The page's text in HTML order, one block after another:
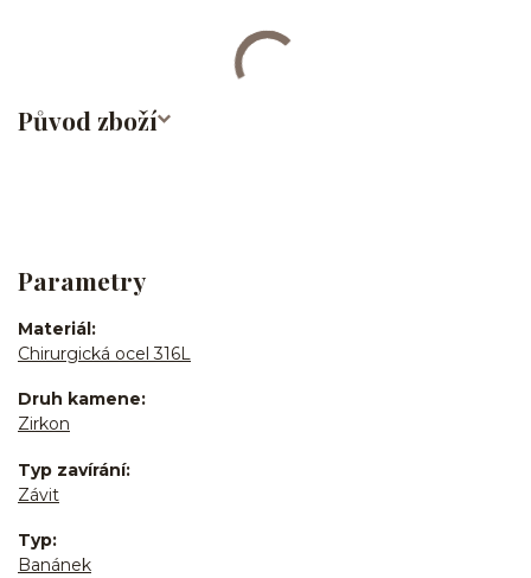
Původ zboží
Parametry
Materiál
Chirurgická ocel 316L
Druh kamene
Zirkon
Typ zavírání
Závit
Typ
Banánek